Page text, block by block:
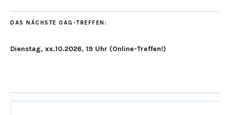
DAS NÄCHSTE OAG-TREFFEN:
Dienstag, xx.10.2026, 19 Uhr (Online-Treffen!)